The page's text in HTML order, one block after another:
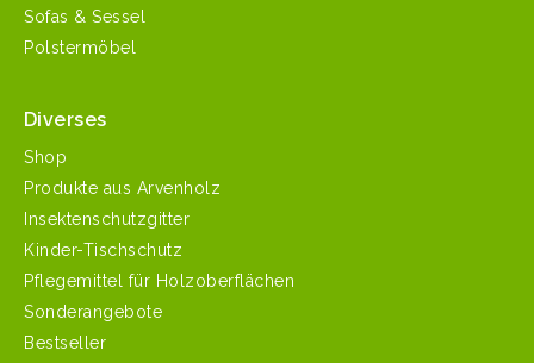
Sofas & Sessel
Polstermöbel
Diverses
Shop
Produkte aus Arvenholz
Insektenschutzgitter
Kinder-Tischschutz
Pflegemittel für Holzoberflächen
Sonderangebote
Bestseller